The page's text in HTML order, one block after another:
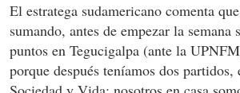
El estratega sudamericano comenta
sumando, antes de empezar la semana
puntos en Tegucigalpa (ante la
porque después teníamos dos partidos,